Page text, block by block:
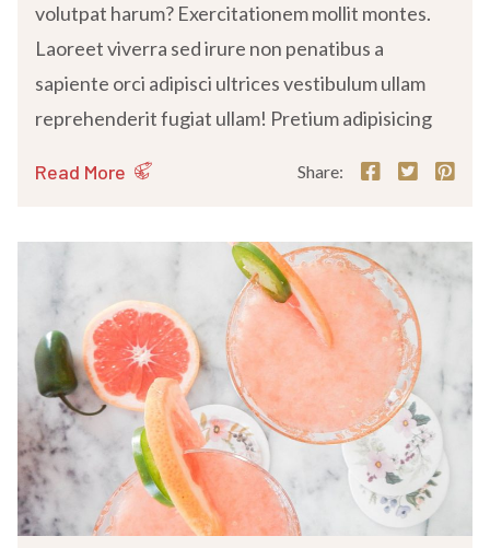
volutpat harum? Exercitationem mollit montes.
Laoreet viverra sed irure non penatibus a
sapiente orci adipisci ultrices vestibulum ullam
reprehenderit fugiat ullam! Pretium adipisicing
Read More Share: